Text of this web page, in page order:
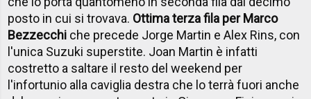
posto in cui si trovava. Ottima terza fila per Marco
Bezzecchi che precede Jorge Martin e Alex Rins, con
l'unica Suzuki superstite. Joan Martin è infatti
costretto a saltare il resto del weekend per
l'infortunio alla caviglia destra che lo terrà fuori anche